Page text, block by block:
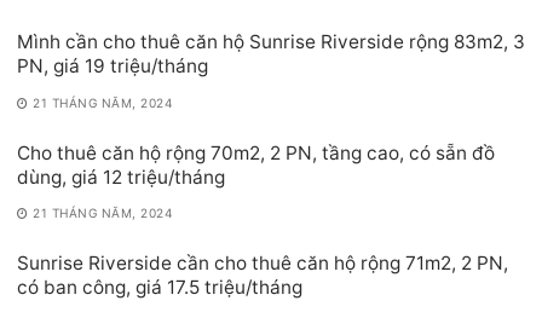
Mình cần cho thuê căn hộ Sunrise Riverside rộng 83m2, 3
PN, giá 19 triệu/tháng
21 THÁNG NĂM, 2024
Cho thuê căn hộ rộng 70m2, 2 PN, tầng cao, có sẵn đồ
dùng, giá 12 triệu/tháng
21 THÁNG NĂM, 2024
Sunrise Riverside cần cho thuê căn hộ rộng 71m2, 2 PN,
có ban công, giá 17.5 triệu/tháng